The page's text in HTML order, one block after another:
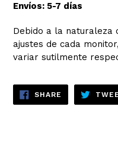
Envíos: 5-7 días
Debido a la
ajustes de cada
variar sutilmente
SHARE SHARE
ON
FACEBOOK